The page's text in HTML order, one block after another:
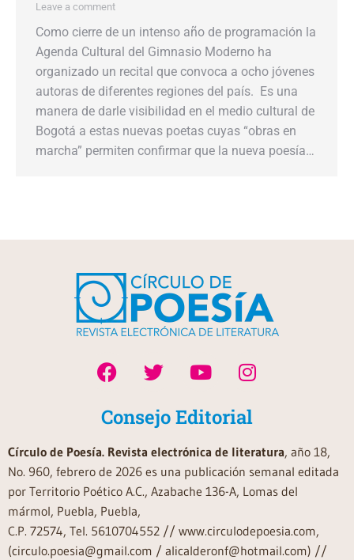
Leave a comment
Como cierre de un intenso año de programación la
Agenda Cultural del Gimnasio Moderno ha
organizado un recital que convoca a ocho jóvenes
autoras de diferentes regiones del país. Es una
manera de darle visibilidad en el medio cultural de
Bogotá a estas nuevas poetas cuyas “obras en
marcha” permiten confirmar que la nueva poesía…
Consejo Editorial
Círculo de Poesía. Revista electrónica de literatura, año 18,
No. 960, febrero de 2026 es una publicación semanal editada
por Territorio Poético A.C., Azabache 136-A, Lomas del
mármol, Puebla, Puebla,
C.P. 72574, Tel. 5610704552 // www.circulodepoesia.com,
(circulo.poesia@gmail.com / alicalderonf@hotmail.com) //